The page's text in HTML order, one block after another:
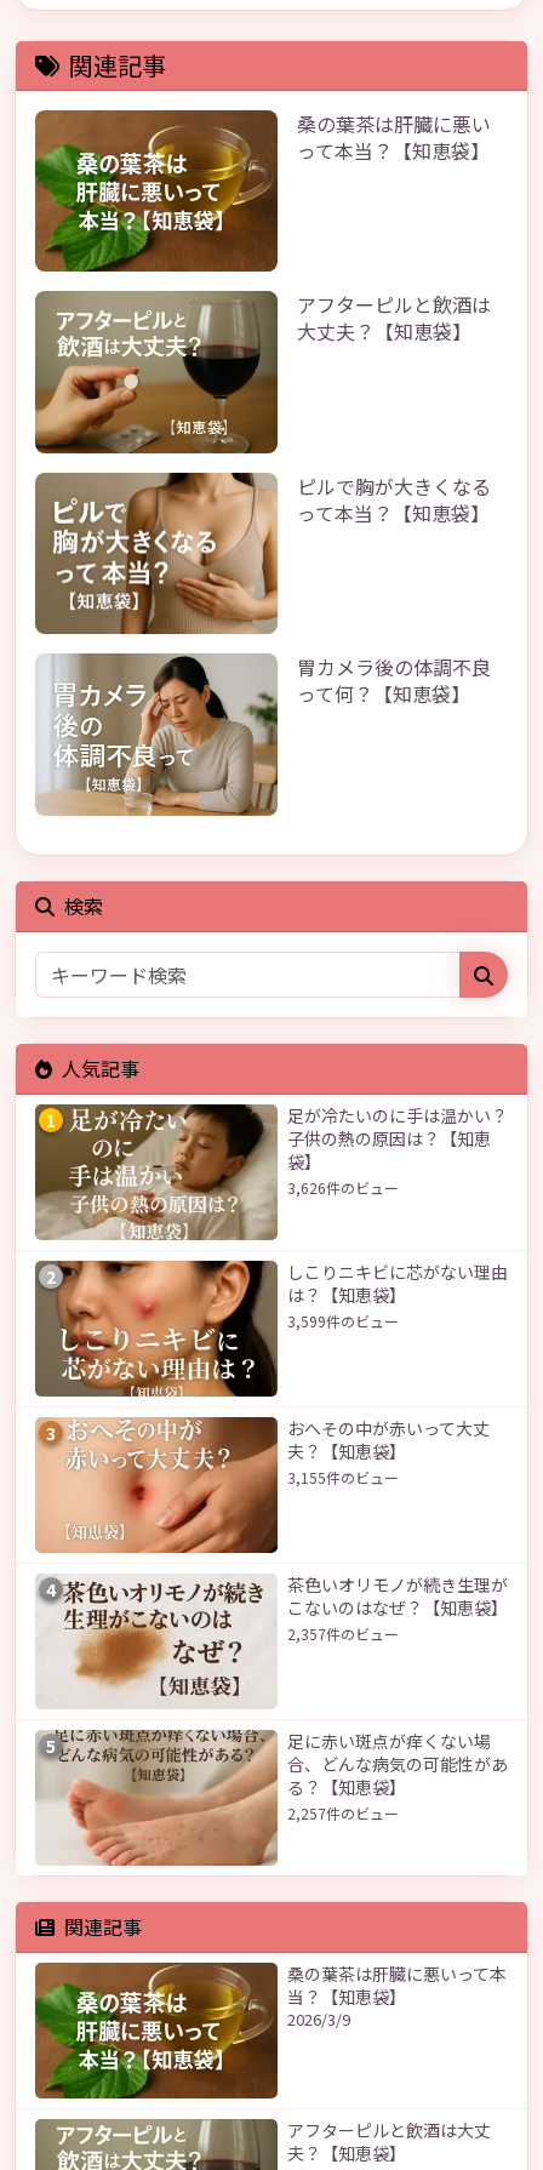
関連記事
桑の葉茶は肝臓に悪い
って本当？【知恵袋】
アフターピルと飲酒は
大丈夫？【知恵袋】
ピルで胸が大きくなる
って本当？【知恵袋】
胃カメラ後の体調不良
って何？【知恵袋】
検索
人気記事
1
足が冷たいのに手は温かい？
子供の熱の原因は？【知恵
袋】
3,626件のビュー
2
しこりニキビに芯がない理由
は？【知恵袋】
3,599件のビュー
3
おへその中が赤いって大丈
夫？【知恵袋】
3,155件のビュー
4
茶色いオリモノが続き生理が
こないのはなぜ？【知恵袋】
2,357件のビュー
5
足に赤い斑点が痒くない場
合、どんな病気の可能性があ
る？【知恵袋】
2,257件のビュー
関連記事
桑の葉茶は肝臓に悪いって本
当？【知恵袋】
2026/3/9
アフターピルと飲酒は大丈
夫？【知恵袋】